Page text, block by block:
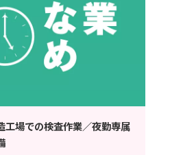
工場での検査作業／夜勤専属